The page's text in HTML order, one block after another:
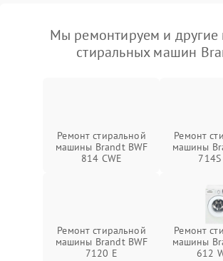
Мы ремонтируем и другие
стиральных машин
Ремонт стиральной
машины Brandt BWF
814 CWE
Ремонт
машины
714S
Ремонт стиральной
машины Brandt BWF
7120 E
Ремонт
машины
612